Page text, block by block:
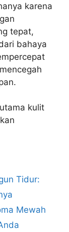
karena
tepat,
bahaya
kulit
Tidur:
Mewah